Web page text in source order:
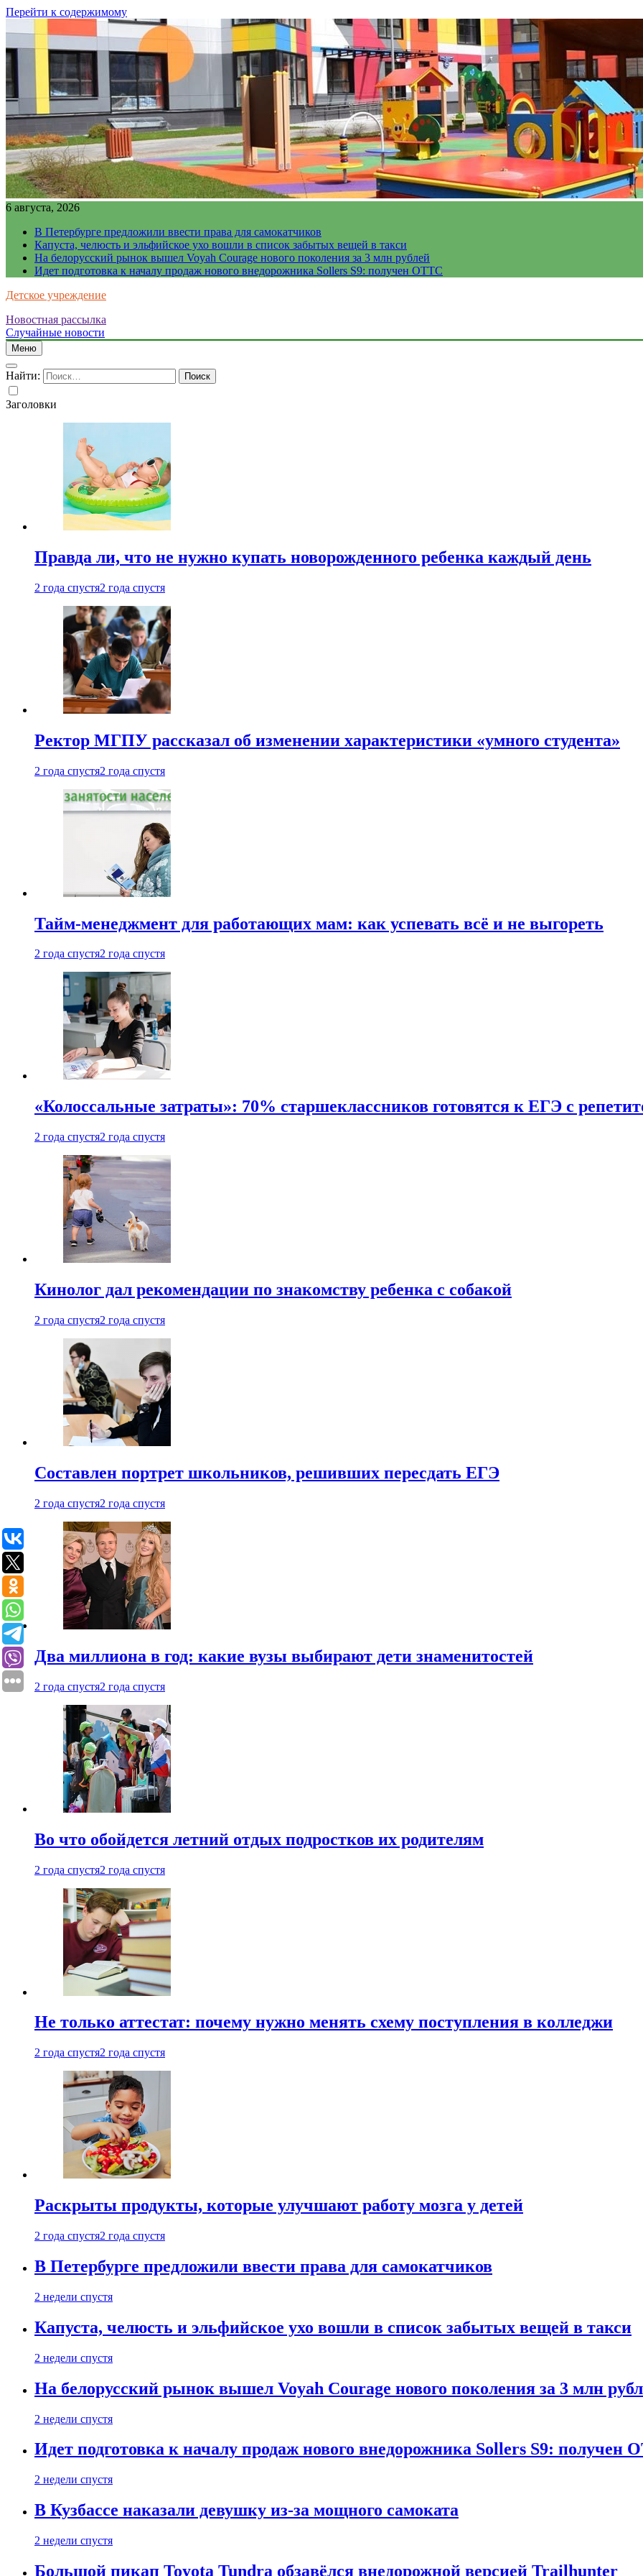
Перейти к содержимому
6 августа, 2026
В Петербурге предложили ввести права для самокатчиков
Капуста, челюсть и эльфийское ухо вошли в список забытых вещей в такси
На белорусский рынок вышел Voyah Courage нового поколения за 3 млн рублей
Идет подготовка к началу продаж нового внедорожника Sollers S9: получен ОТТС
Детское учреждение
Новостная рассылка
Случайные новости
Меню
Найти:
Заголовки
Правда ли, что не нужно купать новорожденного ребенка каждый день
2 года спустя2 года спустя
Ректор МГПУ рассказал об изменении характеристики «умного студента»
2 года спустя2 года спустя
Тайм-менеджмент для работающих мам: как успевать всё и не выгореть
2 года спустя2 года спустя
«Колоссальные затраты»: 70% старшеклассников готовятся к ЕГЭ с
2 года спустя2 года спустя
Кинолог дал рекомендации по знакомству ребенка с собакой
2 года спустя2 года спустя
Составлен портрет школьников, решивших пересдать ЕГЭ
2 года спустя2 года спустя
Два миллиона в год: какие вузы выбирают дети знаменитостей
2 года спустя2 года спустя
Во что обойдется летний отдых подростков их родителям
2 года спустя2 года спустя
Не только аттестат: почему нужно менять схему поступления в колледжи
2 года спустя2 года спустя
Раскрыты продукты, которые улучшают работу мозга у детей
2 года спустя2 года спустя
В Петербурге предложили ввести права для самокатчиков
2 недели спустя
Капуста, челюсть и эльфийское ухо вошли в список забытых вещей в такси
2 недели спустя
На белорусский рынок вышел Voyah Courage нового поколения за 3 млн
2 недели спустя
Идет подготовка к началу продаж нового внедорожника Sollers S9: получен
2 недели спустя
В Кузбассе наказали девушку из-за мощного самоката
2 недели спустя
Большой пикап Toyota Tundra обзавёлся внедорожной версией Trailhunter